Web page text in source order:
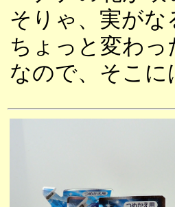
そりゃ、実が
ちょっと変わ
なので、そこ